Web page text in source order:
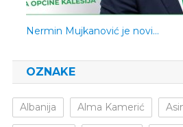
Nermin Mujkanović je novi…
OZNAKE
Albanija Alma Kamerić